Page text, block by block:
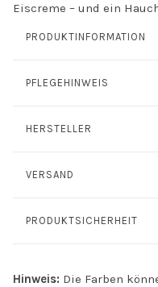
Eiscreme – und ein
PRODUKTINFORMATION
PFLEGEHINWEIS
HERSTELLER
VERSAND
PRODUKTSICHERHEIT
Hinweis: Die Farben